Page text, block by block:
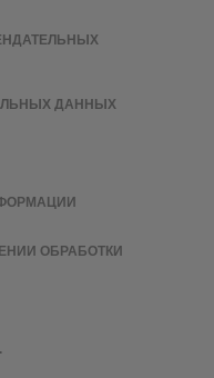
ДАННЫХ
ОБРАБОТКИ